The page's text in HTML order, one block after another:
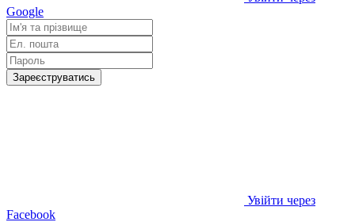
Google
Зареєструватись
Увійти через
Facebook